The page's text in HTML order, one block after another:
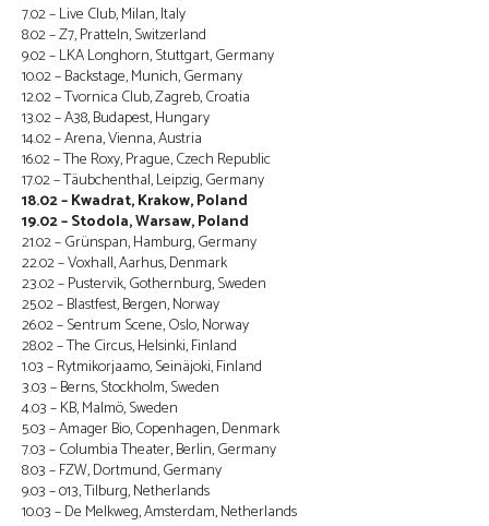
7.02 – Live Club, Milan, Italy
8.02 – Z7, Pratteln, Switzerland
9.02 – LKA Longhorn, Stuttgart, Germany
10.02 – Backstage, Munich, Germany
12.02 – Tvornica Club, Zagreb, Croatia
13.02 – A38, Budapest, Hungary
14.02 – Arena, Vienna, Austria
16.02 – The Roxy, Prague, Czech Republic
17.02 – Täubchenthal, Leipzig, Germany
18.02 – Kwadrat, Krakow, Poland
19.02 – Stodola, Warsaw, Poland
21.02 – Grünspan, Hamburg, Germany
22.02 – Voxhall, Aarhus, Denmark
23.02 – Pustervik, Gothernburg, Sweden
25.02 – Blastfest, Bergen, Norway
26.02 – Sentrum Scene, Oslo, Norway
28.02 – The Circus, Helsinki, Finland
1.03 – Rytmikorjaamo, Seinäjoki, Finland
3.03 – Berns, Stockholm, Sweden
4.03 – KB, Malmö, Sweden
5.03 – Amager Bio, Copenhagen, Denmark
7.03 – Columbia Theater, Berlin, Germany
8.03 – FZW, Dortmund, Germany
9.03 – 013, Tilburg, Netherlands
10.03 – De Melkweg, Amsterdam, Netherlands